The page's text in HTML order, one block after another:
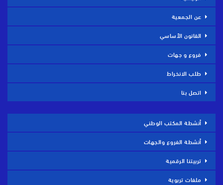
عن الجمعية
القانون الأساسي
فروع و جهات
طلب الانخراط
اتصل بنا
أنشطة المكتب الوطني
أنشطة الفروع والجهات
تربيتنا الرقمية
ملفات تربوية